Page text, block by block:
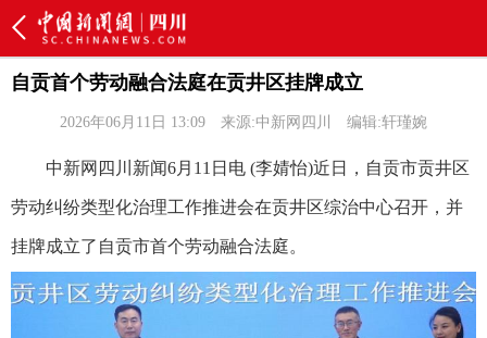
自贡首个劳动融合法庭在贡井区挂牌成立
2026年06月11日 13:09 来源:中新网四川 编辑:轩瑾婉
中新网四川新闻6月11日电 (李婧怡)近日，自贡市贡井区
劳动纠纷类型化治理工作推进会在贡井区综治中心召开，并
挂牌成立了自贡市首个劳动融合法庭。